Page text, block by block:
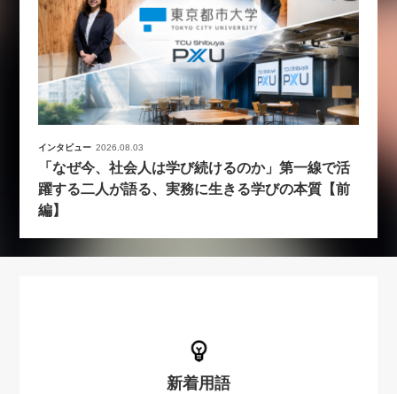
インタビュー 2026.08.03
「なぜ今、社会人は学び続けるのか」第一線で活
躍する二人が語る、実務に生きる学びの本質【前
編】
新着用語